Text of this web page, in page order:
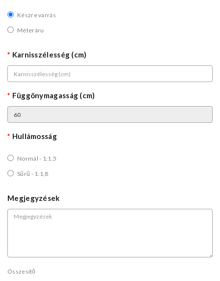
Készre varrás
Méteráru
Karnisszélesség (cm)
Függönymagasság (cm)
Hullámosság
Normál - 1:1,5
Sűrű - 1:1,8
Megjegyzések
Összesítő